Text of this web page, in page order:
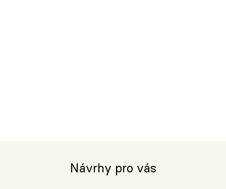
Návrhy pro vás